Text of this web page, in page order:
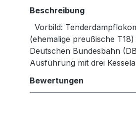
Beschreibung
Vorbild:
(ehemalige preußische
Deutschen Bundesbahn
Ausführung mit drei
Bewertungen